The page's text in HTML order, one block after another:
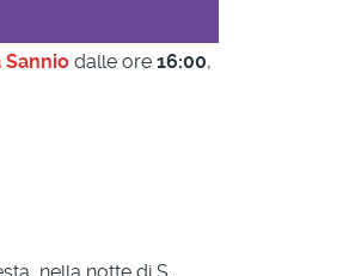
Sannio dalle ore 16:00,